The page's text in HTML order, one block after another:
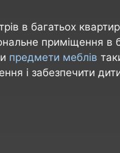
в багатьох
приміщення в
предмети меблів
і забезпечити